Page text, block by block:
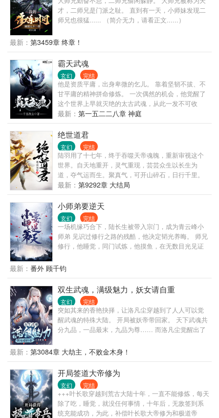
才，二师兄是门派之耻。 直到有一天，小师妹发现二
师兄也很猛...... （简介无力，请看正文......）
最新： 第3459章 终章！
霸天武魂
玄幻 完结
他是资质平庸，出身卑微的乞儿。 靠着坚韧不拔、不
甘平庸的精神拼命修炼。 一次偶然的机会，他觉醒了
这个世界上早就灭绝的太古武魂，从此一发不可收
拾，犹如彗星般崛起，踏上了霸绝天下的修炼之路。
从人尽可欺的乞讨者开始，他步步生辉，步入这个宗
门林立、天才无数、万族争雄、人类英雄豪杰不断涌
现、浩瀚壮阔的混乱时代。 他要凭借霸天武魂，打造
属于自己的神话！
最新： 第一五二二八章 神庭
绝世道君
玄幻 完结
陆羽用了十七年，终于吞噬天帝魂魄，重新审视这个
世界。自天地重开，灵气重现，芸芸众生以长生为
道，夺气运而生。聚真气，可开山碎石，日行千里。
练法术，可呼风唤雨，腾云驾雾。虎啸山林，龙游浅
水。这一世，问鼎苍穹，猛虎下山，龙飞九天！
最新： 第9292章 大结局
小师弟要逆天
玄幻 完结
一场机缘巧合下，陆长生被带入宗门，成为青云峰小
师弟 见识过修行之路的残酷，他决定韬光养晦。 师兄
修行，他睡觉，同门试炼，他摸鱼，在无数目光见证
六。 直到有一天，他们突然发现自己的小师弟很逆
天！
最新： 番外 顾千钧
双生武魂，满级魅力，妖女请自重
玄幻 完结
突如其来的香艳抉择，让洛凡尘穿越到了人人可以觉
醒武魂的特殊大陆。 开局被妖帝带回家。 天下武魂共
分九品，一品最末，九品为尊…… 而洛凡尘觉醒出了
八品，九品？ 抱歉，那只是凡人的极限…… 本书又
名： 当撩术惊人的一代情感大师，突然拥有了满级外
挂，会有多恐怖…… 双生武魂? 顶级气运? 逆天悟性?
仙姿玉骨? 满级魅力?
最新： 第3084章 大劫主，不败金木身！
开局签道大帝修为
玄幻 完结
+++叶长歌穿越到荒古大陆十年，一直不能修炼，每天
除了吃，睡觉，就没任何事情，十年后，无敌签到系
统充能成功，为此，补偿叶长歌大帝修为和极道帝